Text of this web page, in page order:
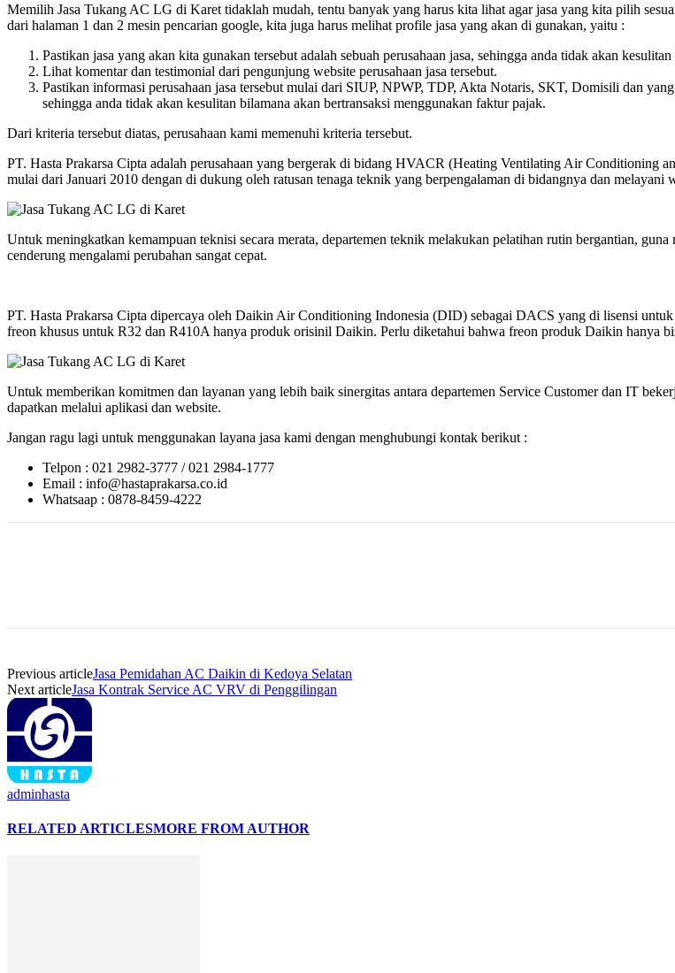
Memilih Jasa Tukang AC LG di Karet tidaklah mudah, tentu banyak yang harus kita lihat agar jasa yang kita pilih
dari halaman 1 dan 2 mesin pencarian google, kita juga harus melihat profile jasa yang akan di gunakan, yaitu :
Pastikan jasa yang akan kita gunakan tersebut adalah sebuah perusahaan jasa, sehingga anda tidak akan
Lihat komentar dan testimonial dari pengunjung website perusahaan jasa tersebut.
Pastikan informasi perusahaan jasa tersebut mulai dari SIUP, NPWP, TDP, Akta Notaris, SKT, Domisili dan
sehingga anda tidak akan kesulitan bilamana akan bertransaksi menggunakan faktur pajak.
Dari kriteria tersebut diatas, perusahaan kami memenuhi kriteria tersebut.
PT. Hasta Prakarsa Cipta adalah perusahaan yang bergerak di bidang HVACR (Heating Ventilating Air Conditioning
mulai dari Januari 2010 dengan di dukung oleh ratusan tenaga teknik yang berpengalaman di bidangnya dan melayani
Untuk meningkatkan kemampuan teknisi secara merata, departemen teknik melakukan pelatihan rutin bergantian,
cenderung mengalami perubahan sangat cepat.
PT. Hasta Prakarsa Cipta dipercaya oleh Daikin Air Conditioning Indonesia (DID) sebagai DACS yang di lisensi
freon khusus untuk R32 dan R410A hanya produk orisinil Daikin. Perlu diketahui bahwa freon produk Daikin hanya
Untuk memberikan komitmen dan layanan yang lebih baik sinergitas antara departemen Service Customer dan IT
dapatkan melalui aplikasi dan website.
Jangan ragu lagi untuk menggunakan layana jasa kami dengan menghubungi kontak berikut :
Telpon : 021 2982-3777 / 021 2984-1777
Email : info@hastaprakarsa.co.id
Whatsaap : 0878-8459-4222
Previous articleJasa Pemidahan AC Daikin di Kedoya Selatan
Next articleJasa Kontrak Service AC VRV di Penggilingan
adminhasta
RELATED ARTICLESMORE FROM AUTHOR